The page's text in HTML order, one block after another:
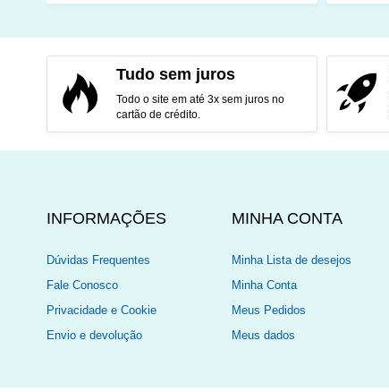
Tudo sem juros
Todo o site em até 3x sem juros no
cartão de crédito.
INFORMAÇÕES
Dúvidas Frequentes
Fale Conosco
Privacidade e Cookie
Envio e devolução
MINHA CONTA
Minha Lista de desejos
Minha Conta
Meus Pedidos
Meus dados